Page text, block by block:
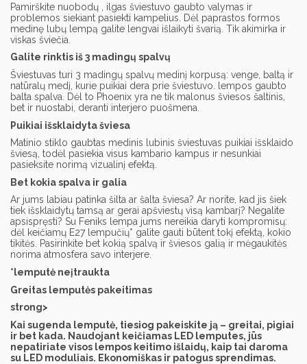
Pamirškite nuobodų , ilgas šviestuvo gaubto valymas ir
problemos siekiant pasiekti kampelius. Dėl paprastos formos
medinę lubų lempą galite lengvai išlaikyti švarią. Tik akimirka ir
viskas šviečia.
Galite rinktis iš 3 madingų spalvų
Šviestuvas turi 3 madingų spalvų medinį korpusą: venge, baltą ir
natūralų medį, kurie puikiai dera prie šviestuvo. lempos gaubto
balta spalva. Dėl to Phoenix yra ne tik malonus šviesos šaltinis,
bet ir nuostabi, deranti interjero puošmena.
Puikiai išsklaidyta šviesa
Matinio stiklo gaubtas medinis lubinis šviestuvas puikiai išsklaido
šviesą, todėl pasiekia visus kambario kampus ir nesunkiai
pasieksite norimą vizualinį efektą.
Bet kokia spalva ir galia
Ar jums labiau patinka šilta ar šalta šviesa? Ar norite, kad jis šiek
tiek išsklaidytų tamsą ar gerai apšviestų visą kambarį? Negalite
apsispręsti? Su Feniks lempa jums nereikia daryti kompromisų:
dėl keičiamų E27 lempučių* galite gauti būtent tokį efektą, kokio
tikitės. Pasirinkite bet kokią spalvą ir šviesos galią ir mėgaukitės
norima atmosfera savo interjere.
*lemputė neįtraukta
Greitas lemputės pakeitimas
strong>
Kai sugenda lemputė, tiesiog pakeiskite ją – greitai, pigiai
ir bet kada. Naudojant keičiamas LED lemputes, jūs
nepatiriate visos lempos keitimo išlaidų, kaip tai daroma
su LED moduliais. Ekonomiškas ir patogus sprendimas.